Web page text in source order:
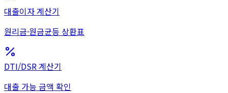
대출이자 계산기
원리금·원금균등 상환표
DTI/DSR 계산기
대출 가능 금액 확인